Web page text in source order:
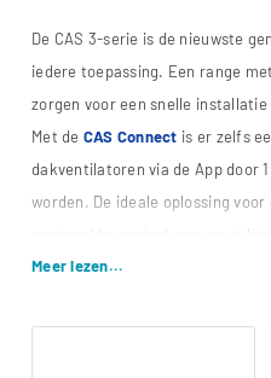
De CAS 3-serie is de nieuwste
iedere toepassing. Een range
zorgen voor een snelle
Met de CAS Connect is er zelfs
dakventilatoren via de App door
worden. De ideale oplossing
bedrijfshal of kantoorpand. De
snelle en eenvoudige manier
Meer lezen...